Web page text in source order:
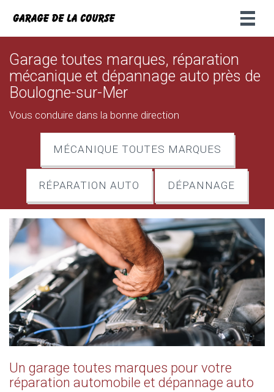
Garage toutes marques, réparation
mécanique et dépannage auto près de
Boulogne-sur-Mer
Vous conduire dans la bonne direction
MÉCANIQUE TOUTES MARQUES
RÉPARATION AUTO DÉPANNAGE
Un garage toutes marques pour votre
réparation automobile et dépannage auto